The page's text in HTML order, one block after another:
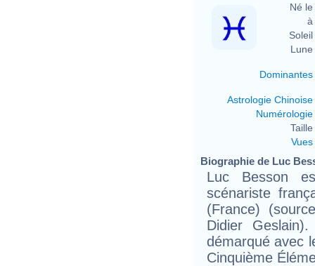
Né le
à
Soleil
Lune
Dominantes
Astrologie Chinoise
Numérologie
Taille
Vues
Biographie de Luc
Luc Besson
scénariste
(France)
Didier
démarqué avec
Cinquième